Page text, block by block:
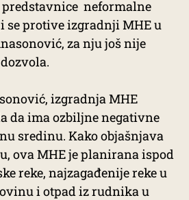
neformalne
se protive izgradnji MHE u
za nju još nije
izgradnja MHE
da ima ozbiljne negativne
sredinu. Kako objašnjava
ova MHE je planirana ispod
reke, najzagađenije reke u
i otpad iz rudnika u